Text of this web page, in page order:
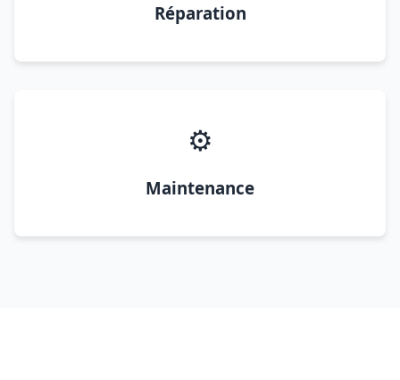
Réparation
⚙️
Maintenance